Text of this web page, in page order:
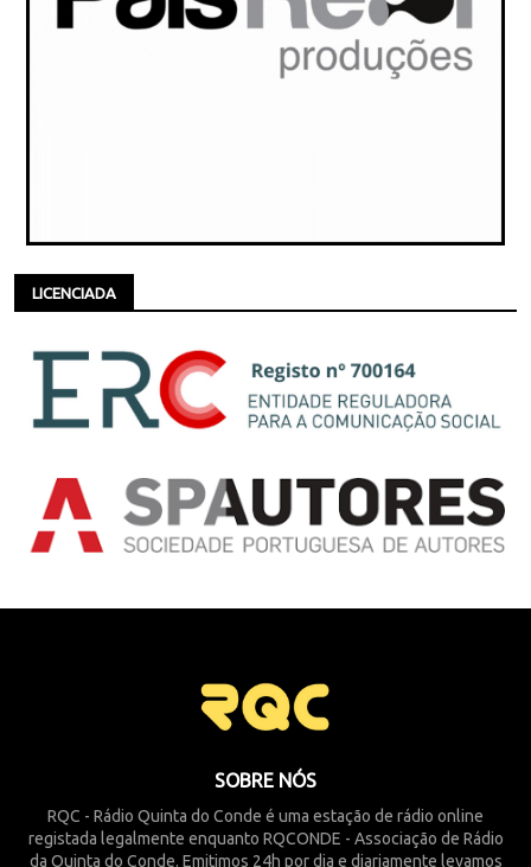
LICENCIADA
SOBRE NÓS
RQC - Rádio Quinta do Conde é uma estação de rádio online
registada legalmente enquanto RQCONDE - Associação de Rádio
da Quinta do Conde. Emitimos 24h por dia e diariamente levamos